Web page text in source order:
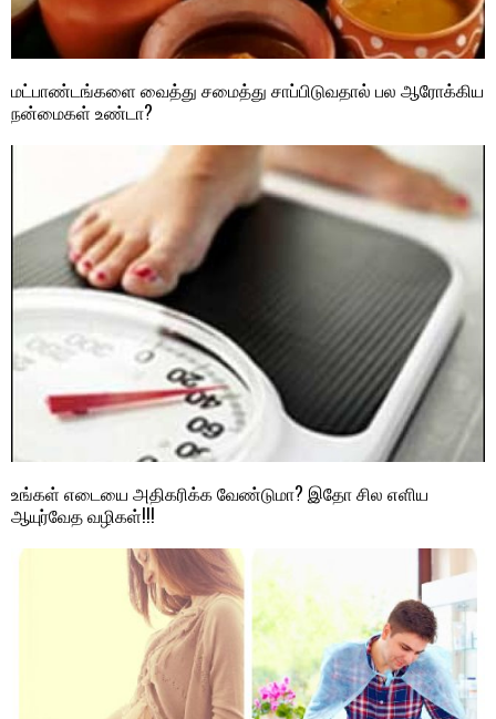
மட்பாண்டங்களை வைத்து சமைத்து சாப்பிடுவதால் பல ஆரோக்கிய
நன்மைகள் உண்டா?
உங்கள் எடையை அதிகரிக்க வேண்டுமா? இதோ சில எளிய
ஆயுர்வேத வழிகள்!!!